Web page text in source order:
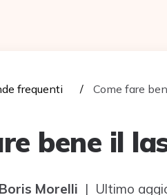
frequenti Come fare
bene il
Morelli | Ultimo